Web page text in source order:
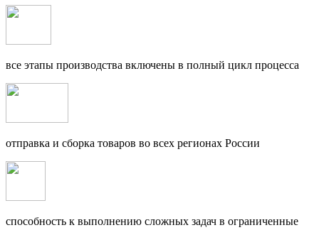
все этапы производства включены в полный цикл процесса
отправка и сборка товаров во всех регионах России
способность к выполнению сложных задач в ограниченные